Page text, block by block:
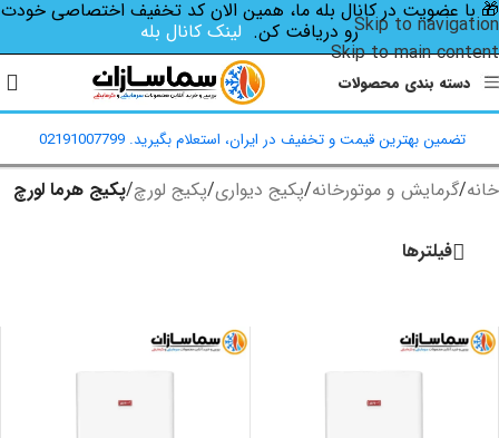
Skip to navigation
Skip to main content
🎁 با عضویت در کانال بله ما، همین الان کد تخفیف اختصاصی‌ خودت
رو دریافت کن. لینک کانال بله
دسته بندی محصولات
تضمین بهترین قیمت و تخفیف در ایران، استعلام بگیرید. 02191007799
خانه/گرمایش و موتورخانه/پکیج دیواری/پکیج لورچ/پکیج هرما لورچ
فیلترها